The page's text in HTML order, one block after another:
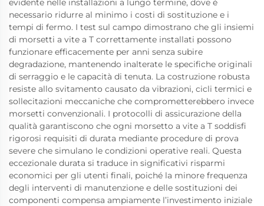
evidente nelle installazioni a lungo termine, dove è
necessario ridurre al minimo i costi di sostituzione e i
tempi di fermo. I test sul campo dimostrano che gli insiemi
di morsetti a vite a T correttamente installati possono
funzionare efficacemente per anni senza subire
degradazione, mantenendo inalterate le specifiche originali
di serraggio e le capacità di tenuta. La costruzione robusta
resiste allo svitamento causato da vibrazioni, cicli termici e
sollecitazioni meccaniche che comprometterebbero invece
morsetti convenzionali. I protocolli di assicurazione della
qualità garantiscono che ogni morsetto a vite a T soddisfi
rigorosi requisiti di durata mediante procedure di prova
severe che simulano le condizioni operative reali. Questa
eccezionale durata si traduce in significativi risparmi
economici per gli utenti finali, poiché la minore frequenza
degli interventi di manutenzione e delle sostituzioni dei
componenti compensa ampiamente l’investimento iniziale